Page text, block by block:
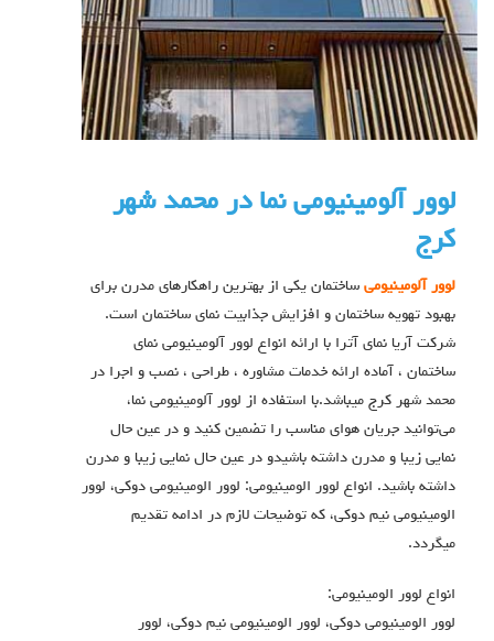
لوور آلومینیومی نما در محمد شهر
کرج
لوور آلومینیومی ساختمان یکی از بهترین راهکارهای مدرن برای
بهبود تهویه ساختمان و افزایش جذابیت نمای ساختمان است.
شرکت آریا نمای آترا با ارائه انواع لوور آلومینیومی نمای
ساختمان ، آماده ارائه خدمات مشاوره ، طراحی ، نصب و اجرا در
محمد شهر کرج میباشد.با استفاده از لوور آلومینیومی نما،
می‌توانید جریان هوای مناسب را تضمین کنید و در عین حال
نمایی زیبا و مدرن داشته باشیدو در عین حال نمایی زیبا و مدرن
داشته باشید. انواع لوور الومينيومي: لوور الومينيومي دوكي، لوور
الومينيومي نيم دوكي، که توضیحات لازم در ادامه تقدیم
میگردد.
انواع لوور الومينيومي:
لوور الومينيومي دوكي، لوور الومينيومي نيم دوكي، لوور